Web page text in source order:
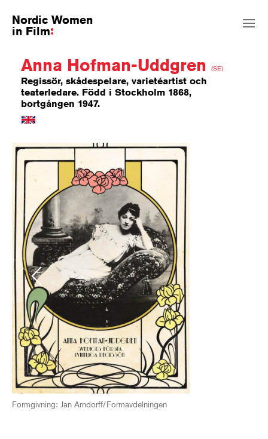
Nordic Women
in Film
Anna Hofman-Uddgren (SE)
Regissör, skådespelare, varietéartist och
teaterledare. Född i Stockholm 1868,
bortgången 1947.
Previous
Formgivning: Jan Arndorff/Formavdelningen